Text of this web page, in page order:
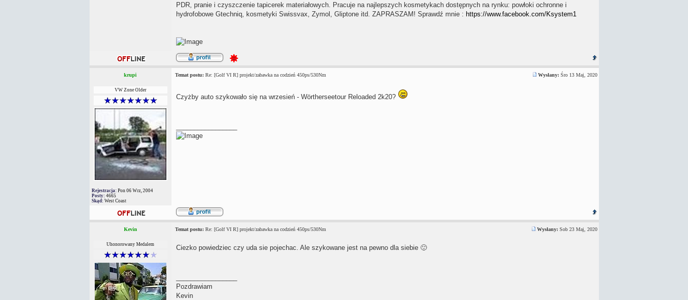
PDR, pranie i czyszczenie tapicerek materiałowych. Pracuje na najlepszych kosmetykach dostępnych na rynku: powłoki ochronne i
hydrofobowe Gtechniq, kosmetyki Swissvax, Zymol, Gliptone itd. ZAPRASZAM! Sprawdź mnie : https://www.facebook.com/Ksystem1
krupi Temat postu:Re: [Golf VI R] projekt/zabawka na codzień 450ps/530Nm Wysłany:Śro 13 Maj, 2020
VW Zone Older
Rejestracja: Pon 06 Wrz, 2004
Posty: 4665
Skąd: West Coast
Czyżby auto szykowało się na wrzesień - Wörtherseetour Reloaded 2k20?
Kevin Temat postu:Re: [Golf VI R] projekt/zabawka na codzień 450ps/530Nm Wysłany:Sob 23 Maj, 2020
Uhonorowany Medalem Ciezko powiedziec czy uda sie pojechac. Ale szykowane jest na pewno dla siebie 🙂
Pozdrawiam
Kevin